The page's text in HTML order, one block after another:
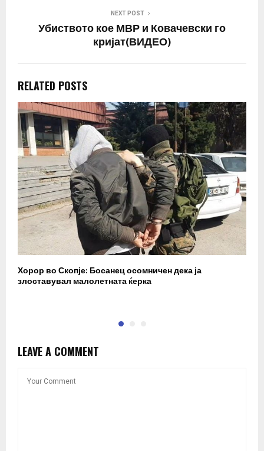
NEXT POST
Убиството кое МВР и Ковачевски го
кријат(ВИДЕО)
RELATED POSTS
Хорор во Скопје: Босанец осомничен дека ја
злоставувал малолетната ќерка
LEAVE A COMMENT